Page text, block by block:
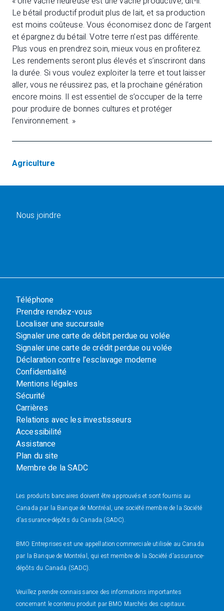
Le bétail productif produit plus de lait, et sa production
est moins coûteuse. Vous économisez donc de l’argent
et épargnez du bétail. Votre terre n’est pas différente.
Plus vous en prendrez soin, mieux vous en profiterez.
Les rendements seront plus élevés et s’inscriront dans
la durée. Si vous voulez exploiter la terre et tout laisser
aller, vous ne réussirez pas, et la prochaine génération
encore moins. Il est essentiel de s’occuper de la terre
pour produire de bonnes cultures et protéger
l’environnement. »
Agriculture
Nous joindre
Téléphone
Prendre rendez-vous
Localiser une succursale
Signaler une carte de débit perdue ou volée
Signaler une carte de crédit perdue ou volée
Déclaration contre l’esclavage moderne
Confidentialité
Mentions légales
Sécurité
Carrières
Relations avec les investisseurs
Accessibilité
Assistance
Plan du site
Membre de la SADC
Les produits bancaires doivent être approuvés et sont fournis au
Canada par la Banque de Montréal, une société membre de la Société
d’assurance-dépôts du Canada (SADC).
BMO Entreprises est une appellation commerciale utilisée au Canada
par la Banque de Montréal, qui est membre de la Société d’assurance-
dépôts du Canada (SADC).
Veuillez prendre connaissance des informations importantes
concernant le contenu produit par BMO Marchés des capitaux.